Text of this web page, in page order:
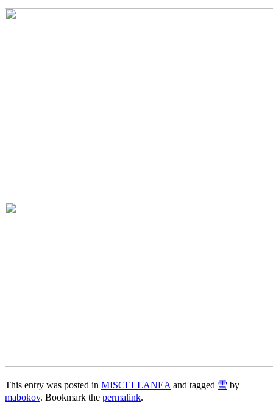
This entry was posted in MISCELLANEAand tagged 雪 by
mabokov. Bookmark the permalink.